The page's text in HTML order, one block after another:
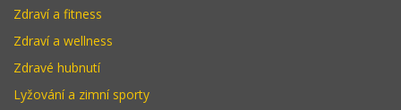
Zdraví a fitness
Zdraví a wellness
Zdravé hubnutí
Lyžování a zimní sporty